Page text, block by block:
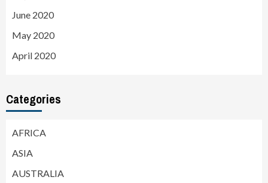
June 2020
May 2020
April 2020
Categories
AFRICA
ASIA
AUSTRALIA